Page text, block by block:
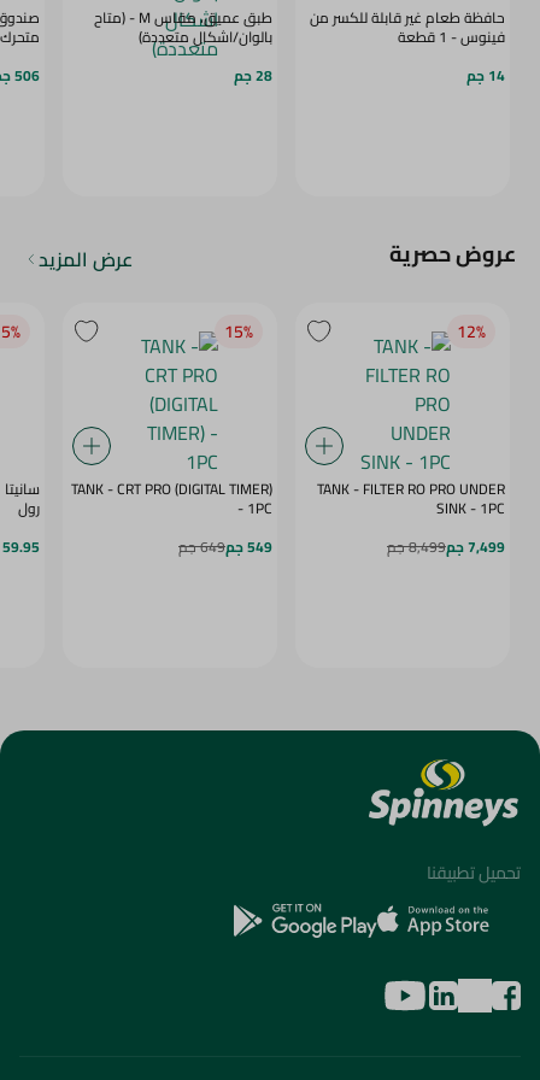
حافظة طعام غير قابلة للكسر من
فينوس - 1 قطعة
14 جم
طبق عميق، مقاس M - (متاح
بالوان/اشكال متعددة)
28 جم
متحرك
506 جم
عروض حصرية عرض المزيد
12‎%‎
TANK - FILTER RO PRO UNDER
SINK - 1PC
7,499 جم
8,499 جم
15‎%‎
TANK - CRT PRO (DIGITAL TIMER)
- 1PC
549 جم
649 جم
رول
59.95 جم
تحميل تطبيقنا